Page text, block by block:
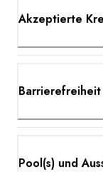
Akzeptierte
Barrierefreiheit
Pool(s) und